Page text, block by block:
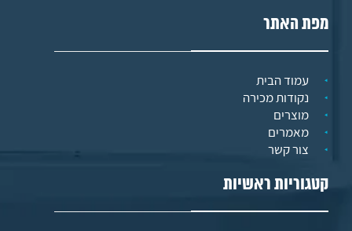
מפת האתר
עמוד הבית
נקודות מכירה
מוצרים
מאמרים
צור קשר
קטגוריות ראשיות